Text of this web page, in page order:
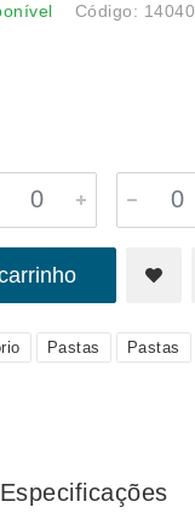
Código: 14040
Pastas
Pastas
Especificações